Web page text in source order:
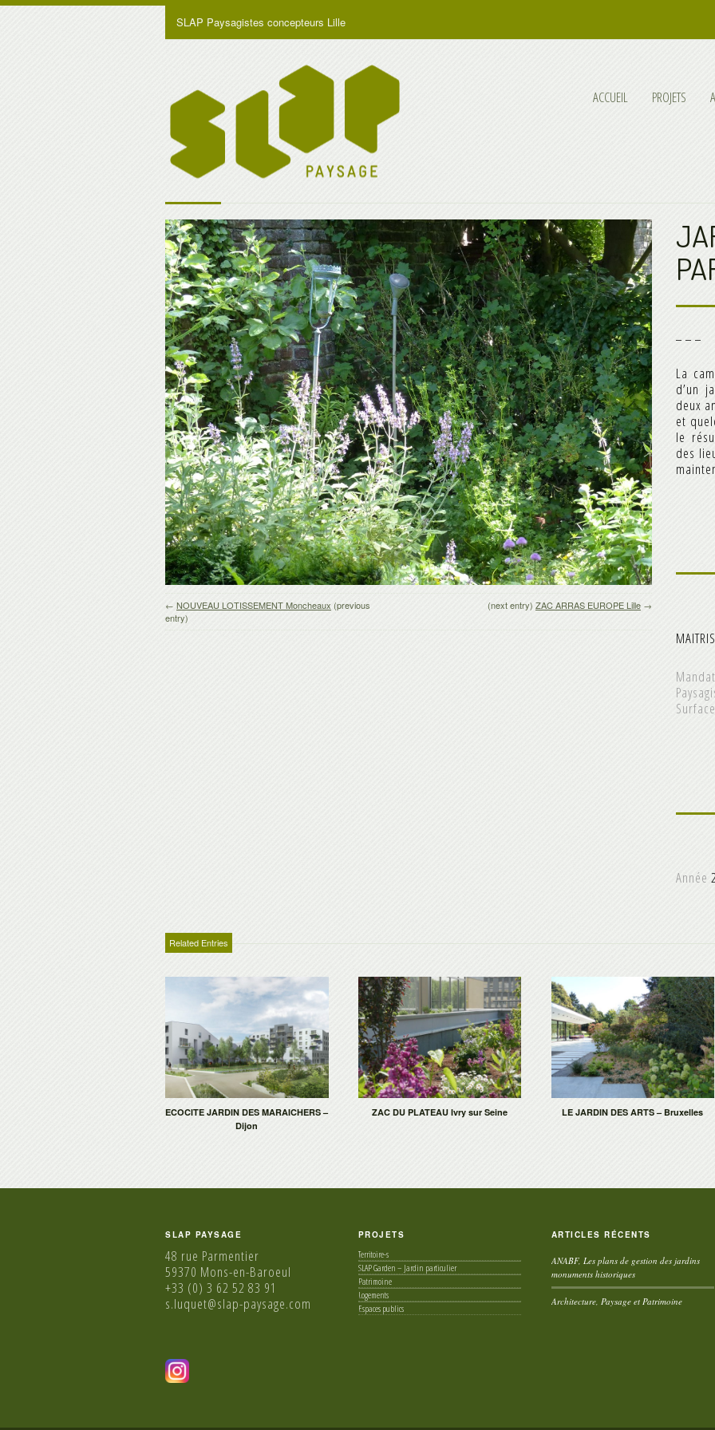
SLAP Paysagistes concepteurs Lille
ACCUEIL PROJETS
← NOUVEAU LOTISSEMENT Moncheaux (previous
entry)
(next entry) ZAC ARRAS EUROPE Lille →
La
d’un
deux
et
le
des
Année
Related Entries
ECOCITE JARDIN DES MARAICHERS –
Dijon
ZAC DU PLATEAU Ivry sur Seine LE JARDIN DES ARTS – Bruxelles
SLAP PAYSAGE
48 rue Parmentier
59370 Mons-en-Baroeul
+33 (0) 3 62 52 83 91
s.luquet@slap-paysage.com
PROJETS
Territoire-s
SLAP Garden – Jardin particulier
Patrimoine
Logements
Espaces publics
ARTICLES RÉCENTS
ANABF, Les plans de gestion des jardins
monuments historiques
Architecture, Paysage et Patrimoine